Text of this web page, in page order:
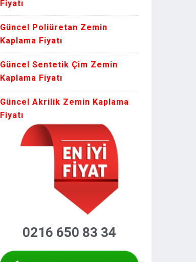
Fiyatı
Güncel Poliüretan Zemin
Kaplama Fiyatı
Güncel Sentetik Çim Zemin
Kaplama Fiyatı
Güncel Akrilik Zemin Kaplama
Fiyatı
0216 650 83 34